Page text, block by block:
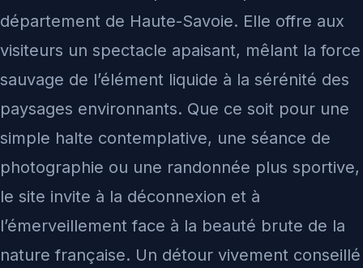
département de Haute-Savoie. Elle offre aux
visiteurs un spectacle apaisant, mêlant la force
sauvage de l’élément liquide à la sérénité des
paysages environnants. Que ce soit pour une
simple halte contemplative, une séance de
photographie ou une randonnée plus sportive,
le site invite à la déconnexion et à
l’émerveillement face à la beauté brute de la
nature française. Un détour vivement conseillé